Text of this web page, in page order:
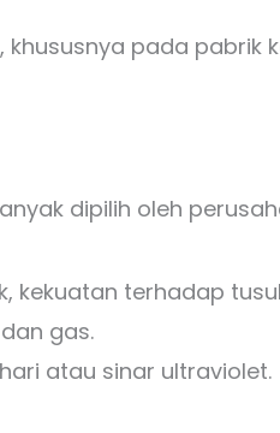
pada pabrik
dipilih oleh
terhadap
gas.
atau sinar ultraviolet.